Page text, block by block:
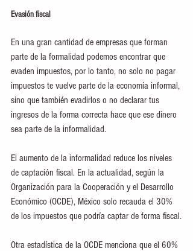
Evasión fiscal
En una gran cantidad de empresas que forman
parte de la formalidad podemos encontrar que
evaden impuestos, por lo tanto, no solo no pagar
impuestos te vuelve parte de la economía informal,
sino que también evadirlos o no declarar tus
ingresos de la forma correcta hace que ese dinero
sea parte de la informalidad.
El aumento de la informalidad reduce los niveles
de captación fiscal. En la actualidad, según la
Organización para la Cooperación y el Desarrollo
Económico (OCDE), México solo recauda el 30%
de los impuestos que podría captar de forma fiscal.
Otra estadística de la OCDE menciona que el 60%